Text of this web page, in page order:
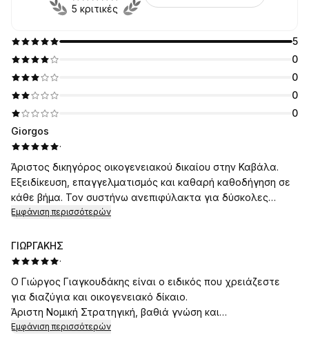
5
0
0
0
0
5 κριτικές
Giorgos
·
Άριστος δικηγόρος οικογενειακού δικαίου στην Καβάλα.
Εξειδίκευση, επαγγελματισμός και καθαρή καθοδήγηση σε
κάθε βήμα. Τον συστήνω ανεπιφύλακτα για δύσκολες
οικογενειακές υποθέσεις.
Εμφάνιση περισσότερών
ΓΙΩΡΓΑΚΗΣ
·
Ο Γιώργος Γιαγκουδάκης είναι ο ειδικός που χρειάζεστε
για διαζύγια και οικογενειακό δίκαιο.
Άριστη Νομική Στρατηγική, βαθιά γνώση και
αποτελεσματική προσέγγιση σε θέματα επιμέλειας
Εμφάνιση περισσότερών